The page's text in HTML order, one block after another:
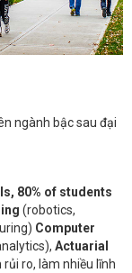
ngành bậc sau đại
80% of students
(robotics,
Computer
Actuarial
ro, làm nhiều lĩnh